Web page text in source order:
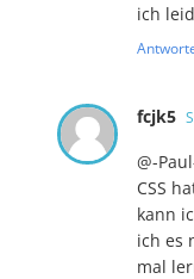
ich
fcjk5
@-
CSS
kann
ich es
mal